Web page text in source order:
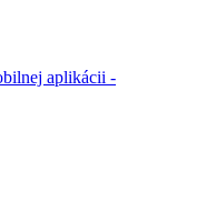
aplikácii -